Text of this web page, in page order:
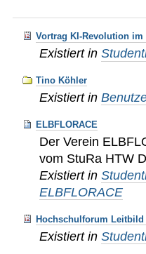
Vortrag KI-Revolution im
Existiert in
Tino Köhler
Existiert in
ELBFLORACE
Der Verein
vom StuRa HTW
Existiert in
ELBFLORACE
Hochschulforum Leitbild
Existiert in